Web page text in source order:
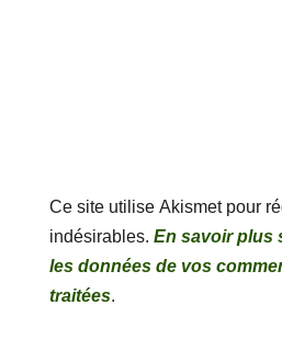
Ce site utilise Akismet pour
indésirables. En savoir plus
les données de vos
traitées.